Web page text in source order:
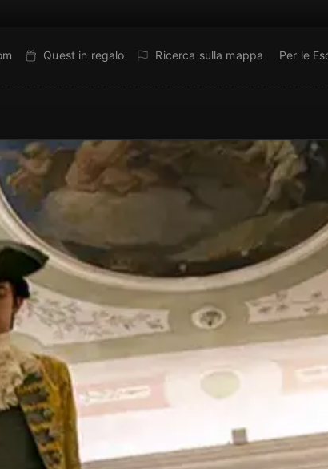
Quest in regalo Ricerca sulla mappa Per le